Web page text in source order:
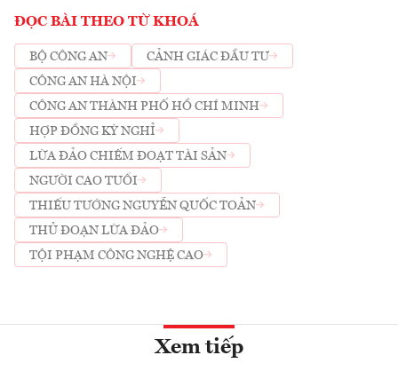
ĐỌC BÀI THEO TỪ KHOÁ
BỘ CÔNG AN
CẢNH GIÁC ĐẦU TƯ
CÔNG AN HÀ NỘI
CÔNG AN THÀNH PHỐ HỒ CHÍ MINH
HỢP ĐỒNG KỲ NGHỈ
LỪA ĐẢO CHIẾM ĐOẠT TÀI SẢN
NGƯỜI CAO TUỔI
THIẾU TƯỚNG NGUYỄN QUỐC TOẢN
THỦ ĐOẠN LỪA ĐẢO
TỘI PHẠM CÔNG NGHỆ CAO
Xem tiếp